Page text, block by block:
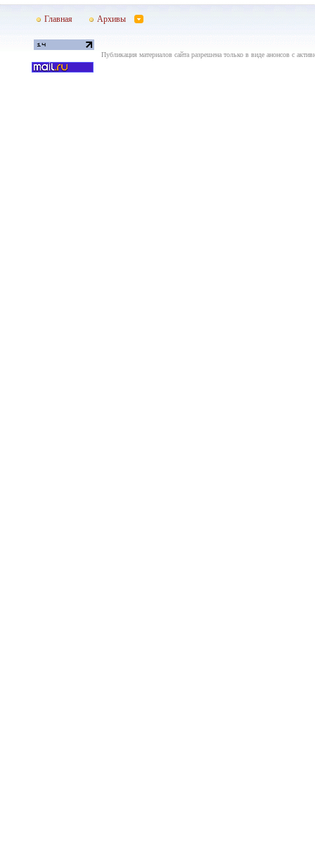
Главная Архивы
Публикация материалов сайта разрешена только в виде анонсов с